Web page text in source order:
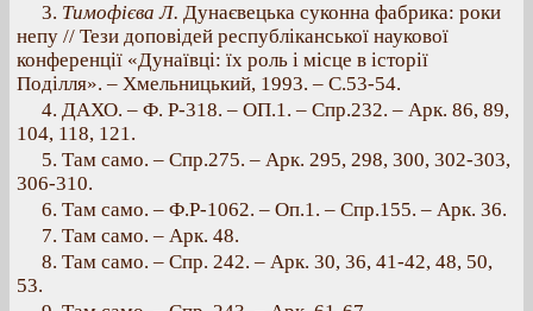
3. Тимофієва Л. Дунаєвецька суконна фабрика: роки
непу // Тези доповідей республіканської наукової
конференції «Дунаївці: їх роль і місце в історії
Поділля». – Хмельницький, 1993. – С.53-54.
4. ДАХО. – Ф. Р-318. – ОП.1. – Спр.232. – Арк. 86, 89,
104, 118, 121.
5. Там само. – Спр.275. – Арк. 295, 298, 300, 302-303,
306-310.
6. Там само. – Ф.Р-1062. – Оп.1. – Спр.155. – Арк. 36.
7. Там само. – Арк. 48.
8. Там само. – Спр. 242. – Арк. 30, 36, 41-42, 48, 50,
53.